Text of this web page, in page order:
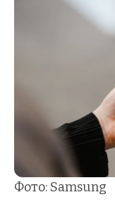
Фото: Samsung